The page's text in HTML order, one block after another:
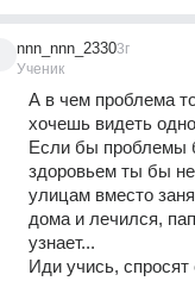
nnn_nnn_2330
Ученик
3г
А в чем проблема
хочешь видеть
Если бы проблемы
здоровьем ты бы
улицам вместо
дома и лечился,
узнает...
Иди учись, спросят